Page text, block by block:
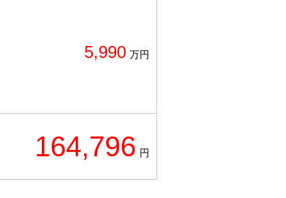
5,990 万円
164,796 円